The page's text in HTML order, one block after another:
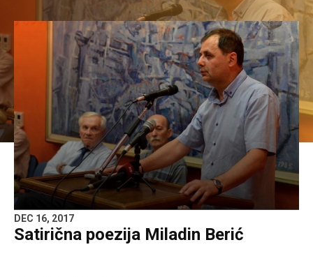
DEC 16, 2017
Satirična poezija Miladin Berić